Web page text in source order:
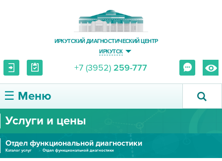
ИРКУТСКИЙ ДИАГНОСТИЧЕСКИЙ ЦЕНТР
ИРКУТСК
+7 (3952) 259-777
☰ Меню
О ЦЕНТРЕ
УСЛУГИ И ЦЕНЫ
Услуги и цены
Отдел функциональной диагностики
Каталог услуг Отдел функциональной диагностики